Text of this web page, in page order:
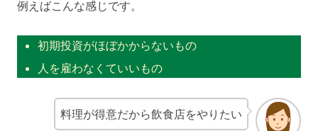
例えばこんな感じです。
初期投資がほぼかからないもの
人を雇わなくていいもの
料理が得意だから飲食店をやりたい